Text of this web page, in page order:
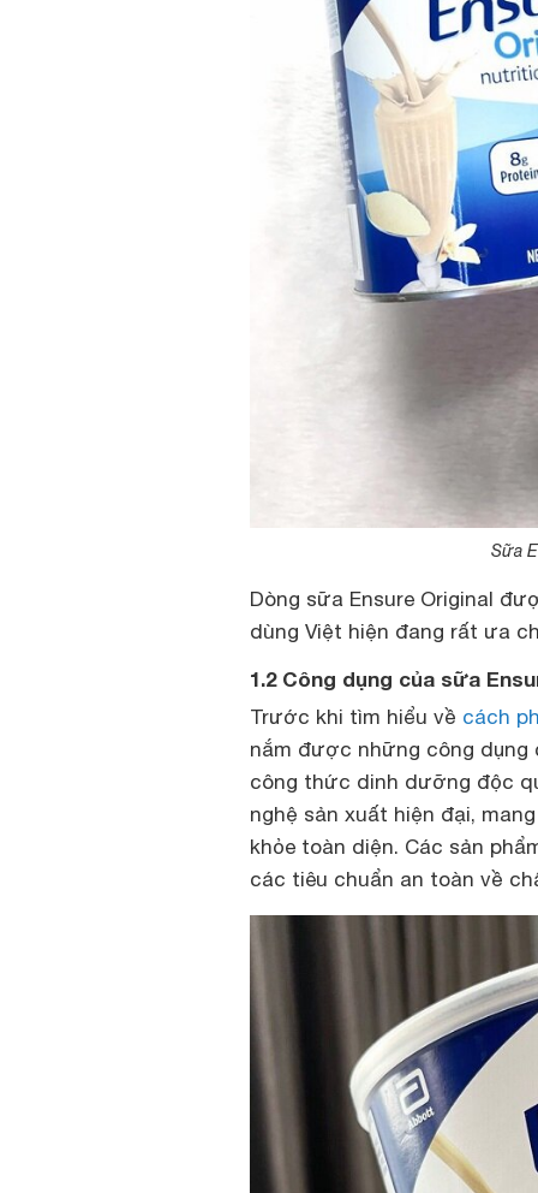
Sữa
Dòng sữa Ensure Original
dùng Việt hiện đang rất ưa
1.2 Công dụng của sữa
Trước khi tìm hiểu về cách
nắm được những công
công thức dinh dưỡng độc
nghệ sản xuất hiện đại,
khỏe toàn diện. Các sản
các tiêu chuẩn an toàn về